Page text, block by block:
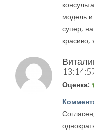
модель и
супер,
красиво,
Оценка: